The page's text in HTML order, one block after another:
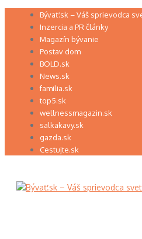
Preskočiť Bývať.sk – Váš sprievodca
Inzercia a PR články
Magazín bývanie
Postav dom
BOLD.sk
News.sk
familia.sk
top5.sk
wellnessmagazin.sk
salkakavy.sk
gazda.sk
Cestujte.sk